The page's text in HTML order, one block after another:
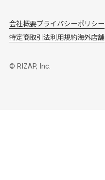
会社概要プライバシーポリシー
特定商取引法利用規約海外店舗
© RIZAP, Inc.